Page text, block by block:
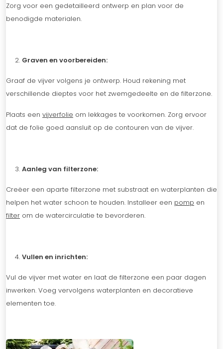
Zorg voor een gedetailleerd ontwerp en plan voor de
benodigde materialen.
Graven en voorbereiden:
Graaf de vijver volgens je ontwerp. Houd rekening met
verschillende dieptes voor het zwemgedeelte en de filterzone.
Plaats een vijverfolie om lekkages te voorkomen. Zorg ervoor
dat de folie goed aansluit op de contouren van de vijver.
Aanleg van filterzone:
Creëer een aparte filterzone met substraat en waterplanten die
helpen het water schoon te houden. Installeer een pomp en
filter om de watercirculatie te bevorderen.
Vullen en inrichten:
Vul de vijver met water en laat de filterzone een paar dagen
inwerken. Voeg vervolgens waterplanten en decoratieve
elementen toe.